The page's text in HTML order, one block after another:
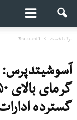
برگ نخست Featured1
آسوشیتدپرس:
گسترده